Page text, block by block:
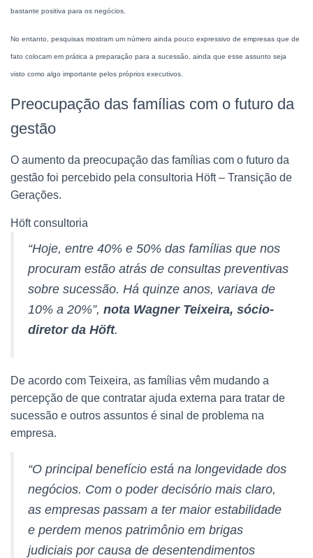
bastante positiva para os negócios.
No entanto, pesquisas mostram um número ainda pouco expressivo de empresas que de
fato colocam em prática a preparação para a sucessão, ainda que esse assunto seja
visto como algo importante pelos próprios executivos.
Preocupação das famílias com o futuro da
gestão
O aumento da preocupação das famílias com o futuro da
gestão foi percebido pela consultoria Höft – Transição de
Gerações.
Höft consultoria
“Hoje, entre 40% e 50% das famílias que nos
procuram estão atrás de consultas preventivas
sobre sucessão. Há quinze anos, variava de
10% a 20%”, nota Wagner Teixeira, sócio-
diretor da Höft.
De acordo com Teixeira, as famílias vêm mudando a
percepção de que contratar ajuda externa para tratar de
sucessão e outros assuntos é sinal de problema na
empresa.
“O principal benefício está na longevidade dos
negócios. Com o poder decisório mais claro,
as empresas passam a ter maior estabilidade
e perdem menos patrimônio em brigas
judiciais por causa de desentendimentos